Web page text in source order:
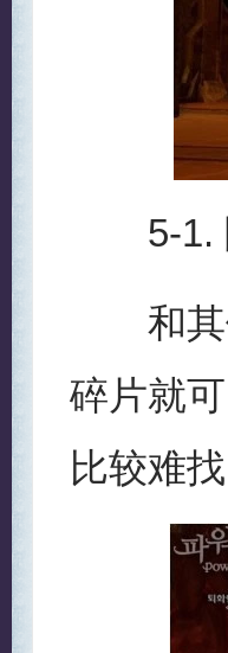
5-1.
和其他
碎片就
比较难找